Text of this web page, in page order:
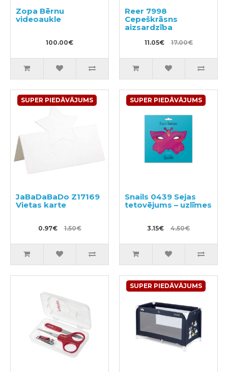
Zopa Bērnu
videoaukle
100.00€
Reer 7998
Cepeškrāsns
aizsardzība
11.05€ 17.00€
SUPER PIEDĀVĀJUMS
JaBaDaBaDo Z17169
Vietas karte
0.97€ 1.50€
SUPER PIEDĀVĀJUMS
Snails 0439 Sejas
tetovējums – uzlīmes
3.15€ 4.50€
SUPER PIEDĀVĀJUMS